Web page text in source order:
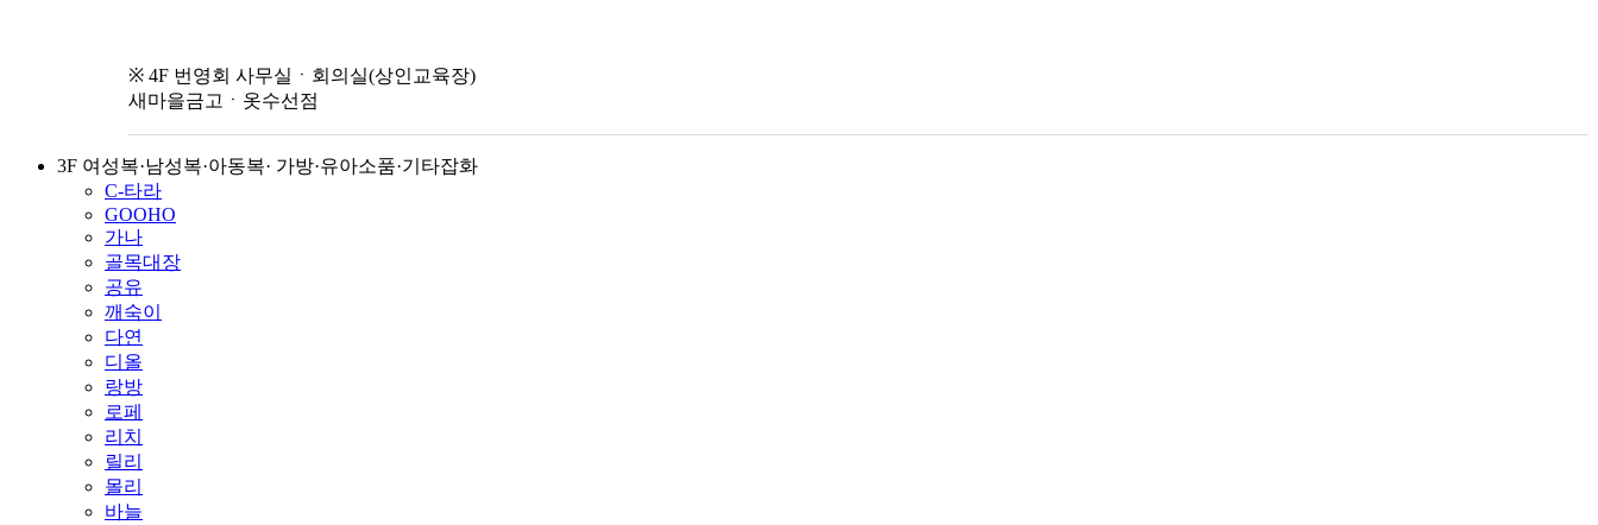
※ 4F 번영회 사무실ㆍ회의실(상인교육장)
새마을금고ㆍ옷수선점
3F 여성복·남성복·아동복· 가방·유아소품·기타잡화
C-타라
GOOHO
가나
골목대장
공유
깨숙이
다연
디올
랑방
로페
리치
릴리
몰리
바늘